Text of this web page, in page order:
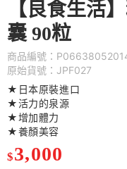
【良食生活
囊 90粒
商品編號：
原始貨號：JPF027
★日本原裝進口
★活力的泉源
★增加體力
★養顏美容
$3,000